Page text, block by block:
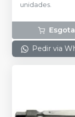
unidades.
Pedir via